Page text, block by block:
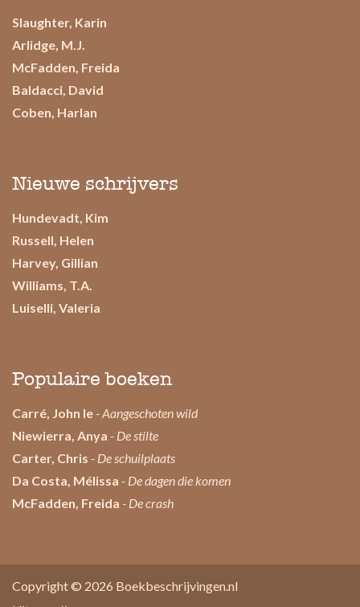
Slaughter, Karin
Arlidge, M.J.
McFadden, Freida
Baldacci, David
Coben, Harlan
Nieuwe schrijvers
Hundevadt, Kim
Russell, Helen
Harvey, Gillian
Williams, T.A.
Luiselli, Valeria
Populaire boeken
Carré, John le - Aangeschoten wild
Niewierra, Anya - De stilte
Carter, Chris - De schuilplaats
Da Costa, Mélissa - De dagen die komen
McFadden, Freida - De crash
Copyright © 2026 Boekbeschrijvingen.nl